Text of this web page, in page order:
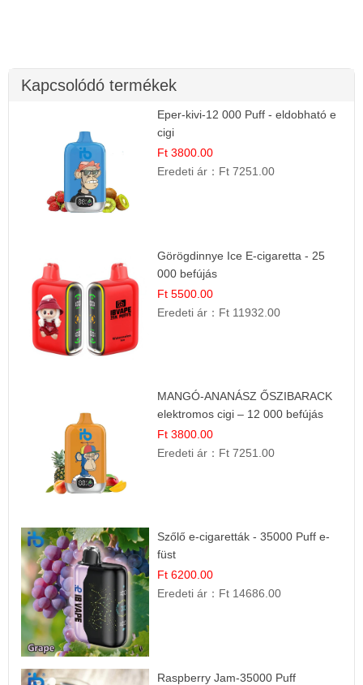
Kapcsolódó termékek
Eper-kivi-12 000 Puff - eldobható e
cigi
Ft 3800.00
Eredeti ár： Ft 7251.00
Görögdinnye Ice E-cigaretta - 25
000 befújás
Ft 5500.00
Eredeti ár： Ft 11932.00
MANGÓ-ANANÁSZ ŐSZIBARACK
elektromos cigi – 12 000 befújás
Ft 3800.00
Eredeti ár： Ft 7251.00
Szőlő e-cigaretták - 35000 Puff e-
füst
Ft 6200.00
Eredeti ár： Ft 14686.00
Raspberry Jam-35000 Puff